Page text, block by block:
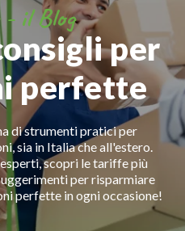
- il Blog
per
perfette
di strumenti pratici per
sia in Italia che all'estero.
scopri le tariffe più
per risparmiare
perfette in ogni occasione!